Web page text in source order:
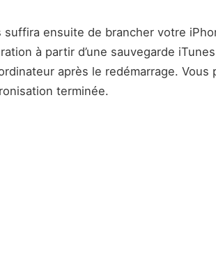
suffira ensuite de brancher votre
à partir d’une sauvegarde
après le redémarrage. Vous
terminée.